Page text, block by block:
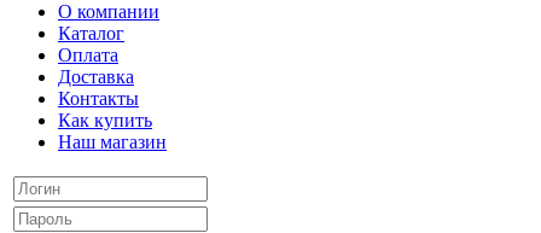
О компании
Каталог
Оплата
Доставка
Контакты
Как купить
Наш магазин